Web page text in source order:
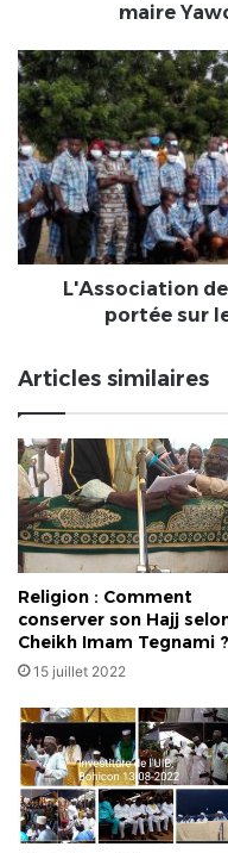
Nous
devons
nous
unir
pour
bâtir
notre
commune
Laurent
maire
L'Association
des
Natifs
d'
AGBATI
(ANA)
portée
sur
les
L'Association
portée sur
Articles similaires
Religion : Comment
conserver son Hajj
Cheikh Imam Tegnami ?
15 juillet 2022